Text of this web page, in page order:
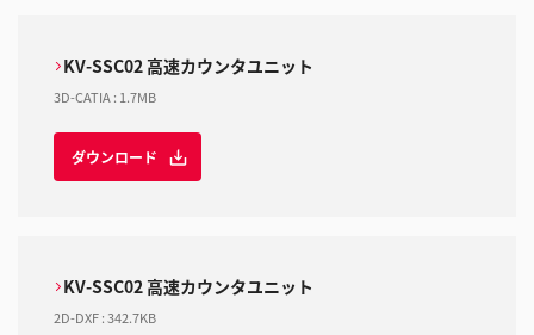
KV-SSC02 高速カウンタユニット
3D-CATIA : 1.7MB
ダウンロード
KV-SSC02 高速カウンタユニット
2D-DXF:342.7KB